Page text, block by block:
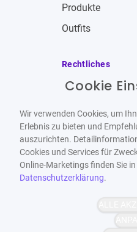
Produkte
Outfits
Rechtliches
Impressum
WCAG-2.1-AA
Cookie
Wir verwenden Cookies, um
Erlebnis zu bieten und
auszurichten.
Cookies und Services für
Online-Marketings finden Sie
Datenschutzerklärung.
ALLE